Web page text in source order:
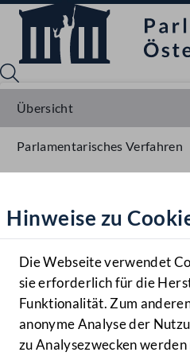
Hilfe
Benutzer
Navigationsmenü
MENÜ
Hinweise zu
Die Webseite verwendet
sie erforderlich für die
Funktionalität. Zum
anonyme Analyse der
zu Analysezwecken
Übersicht
Parlamentarisches Verfahren